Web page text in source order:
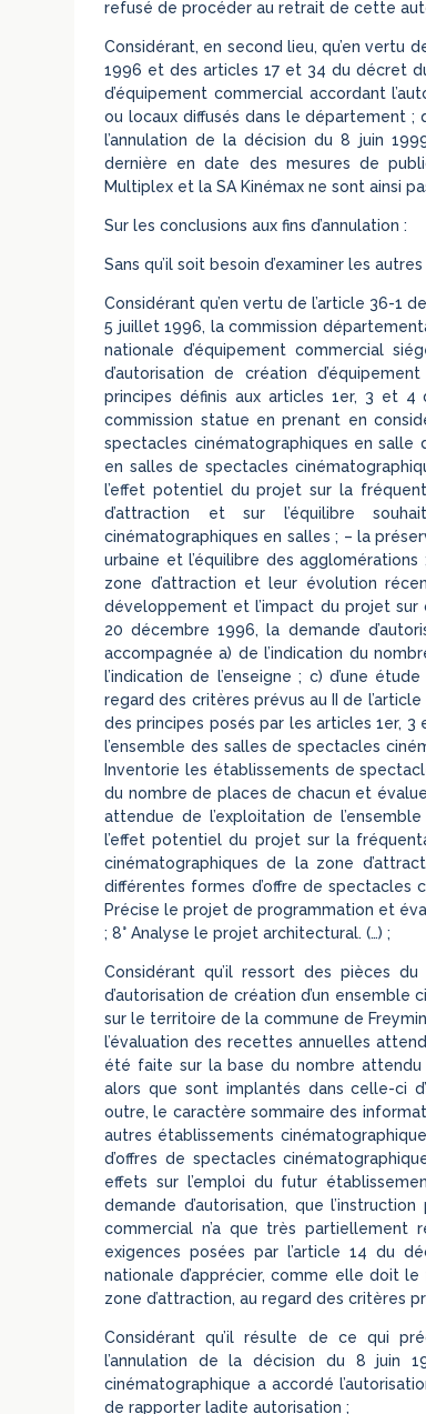
refusé de procéder au retrait de cette
Considérant, en second lieu, qu’en vertu
1996 et des articles 17 et 34 du décret
d’équipement commercial accordant
ou locaux diffusés dans le département ;
l’annulation de la décision du 8 juin
dernière en date des mesures de
Multiplex et la SA Kinémax ne sont ainsi
Sur les conclusions aux fins d’annulation :
Sans qu’il soit besoin d’examiner les
Considérant qu’en vertu de l’article 36-1
5 juillet 1996, la commission
nationale d’équipement commercial
d’autorisation de création
principes définis aux articles 1er, 3 et
commission statue en prenant en
spectacles cinématographiques en salle
en salles de spectacles
l’effet potentiel du projet sur la
d’attraction et sur l’équilibre
cinématographiques en salles ; – la
urbaine et l’équilibre des
zone d’attraction et leur évolution
développement et l’impact du projet sur
20 décembre 1996, la demande
accompagnée a) de l’indication du
l’indication de l’enseigne ; c) d’une
regard des critères prévus au II de
des principes posés par les articles 1er,
l’ensemble des salles de spectacles
Inventorie les établissements de
du nombre de places de chacun et
attendue de l’exploitation de
l’effet potentiel du projet sur la
cinématographiques de la zone
différentes formes d’offre de spectacles
Précise le projet de programmation et
; 8° Analyse le projet architectural. (…) ;
Considérant qu’il ressort des pièces
d’autorisation de création d’un
sur le territoire de la commune de
l’évaluation des recettes annuelles
été faite sur la base du nombre attendu
alors que sont implantés dans celle-ci
outre, le caractère sommaire des
autres établissements
d’offres de spectacles
effets sur l’emploi du futur
demande d’autorisation, que
commercial n’a que très
exigences posées par l’article 14 du
nationale d’apprécier, comme elle doit
zone d’attraction, au regard des critères
Considérant qu’il résulte de ce qui
l’annulation de la décision du 8 juin
cinématographique a accordé
de rapporter ladite autorisation ;